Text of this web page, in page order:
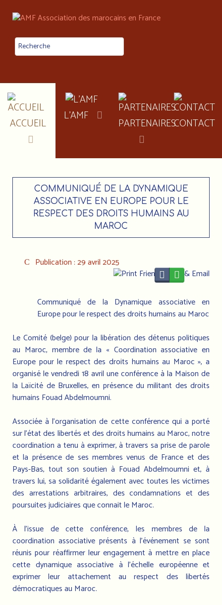
ACCUEIL L'AMF PARTENAIRESCONTACT
COMMUNIQUÉ DE LA DYNAMIQUE
ASSOCIATIVE EN EUROPE POUR LE
RESPECT DES DROITS HUMAINS AU
MAROC
Publication : 29 avril 2025
Communiqué de la Dynamique associative en
Europe pour le respect des droits humains au Maroc
Le Comité (belge) pour la libération des détenus politiques
au Maroc, membre de la « Coordination associative en
Europe pour le respect des droits humains au Maroc », a
organisé le vendredi 18 avril une conférence à la Maison de
la Laïcité de Bruxelles, en présence du militant des droits
humains Fouad Abdelmoumni.
Associée à l’organisation de cette conférence qui a porté
sur l’état des libertés et des droits humains au Maroc, notre
coordination a tenu à exprimer, à travers sa prise de parole
et la présence de ses membres venus de France et des
Pays-Bas, tout son soutien à Fouad Abdelmoumni et, à
travers lui, sa solidarité également avec toutes les victimes
des arrestations arbitraires, des condamnations et des
poursuites judiciaires que connait le Maroc.
À l’issue de cette conférence, les membres de la
coordination associative présents à l’événement se sont
réunis pour réaffirmer leur engagement à mettre en place
cette dynamique associative à l’échelle européenne et
exprimer leur attachement au respect des libertés
démocratiques au Maroc.